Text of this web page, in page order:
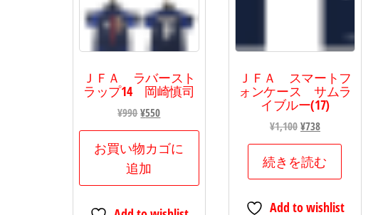
ペ
ジ
択
ＪＦＡ ラバースト
ラップ14 岡崎慎司
¥990元
の
価
格
¥550現
在
の
お買い物カゴに
追加
ＪＦＡ スマートフ
ォンケース サムラ
イブルー(17)
¥1,100元
の
価
格
¥1,100
¥738現
在
の
価
は
続きを読む
Add to wishlist